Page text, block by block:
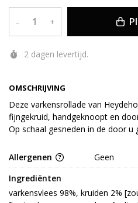
OMSCHRIJVING
Deze varkensrollade van
fijngekruid, handgeknoopt en
Op schaal gesneden in de door u
– +
2 dagen levertijd.
Allergenen
Geen
Ingrediënten
varkensvlees 98%, kruiden 2%